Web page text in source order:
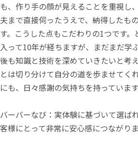
も、作り手の顔が見えることを重視し
夫まで直接伺ったうえで、納得したも
す。こうした点もこだわりの1つです
入って10年が経ちますが、まだまだ学
後も知識と技術を深めていきたいと考
とは切り分けて自分の道を歩ませてく
にも、日々感謝の気持ちを持っています
バーバーなび：実体験に基づいて選ば
客様にとって非常に安心感につながりま